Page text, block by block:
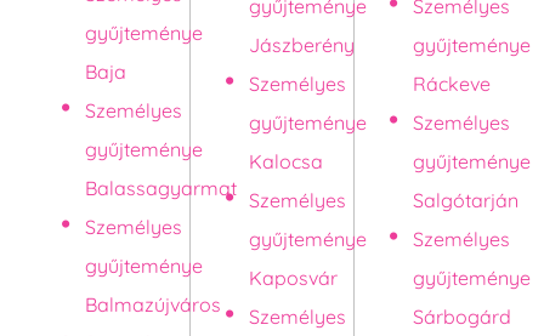
gyűjteménye
Baja
Személyes
gyűjteménye
Balassagyarmat
Személyes
gyűjteménye
Balmazújváros
gyűjteménye
Jászberény
Személyes
gyűjteménye
Kalocsa
Személyes
gyűjteménye
Kaposvár
Személyes
Személyes
gyűjteménye
Ráckeve
Személyes
gyűjteménye
Salgótarján
Személyes
gyűjteménye
Sárbogárd